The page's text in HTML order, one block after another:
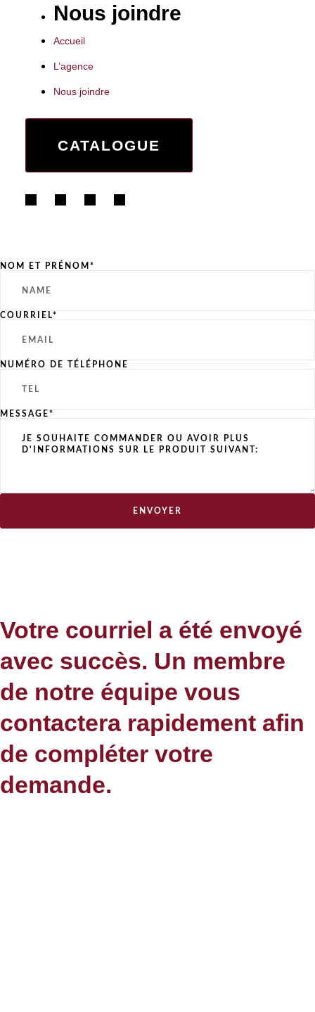
Nous joindre
Accueil
L’agence
Nous joindre
CATALOGUE
NOM ET PRÉNOM*
COURRIEL*
NUMÉRO DE TÉLÉPHONE
MESSAGE*
ENVOYER
Votre courriel a été envoyé
avec succès. Un membre
de notre équipe vous
contactera rapidement afin
de compléter votre
demande.